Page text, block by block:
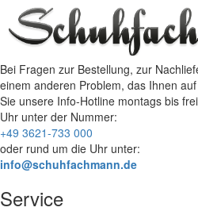
Bei Fragen zur Bestellung, zur
einem anderen Problem, das Ihnen
Sie unsere Info-Hotline montags bis
Uhr unter der Nummer:
+49 3621-733 000
oder rund um die Uhr unter:
info@schuhfachmann.de
Service